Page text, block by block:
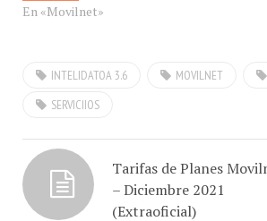
SERVICIIOS
– Diciembre 2021
(Extraoficial)